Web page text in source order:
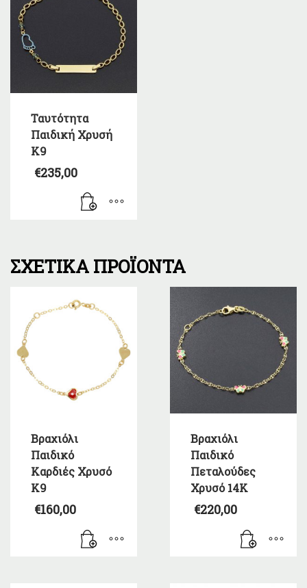
Ταυτότητα
Παιδική Χρυσή
Κ9
€235,00
ΣΧΕΤΙΚΆ ΠΡΟΪΌΝΤΑ
Βραχιόλι
Παιδικό
Καρδιές Χρυσό
K9
€160,00
Βραχιόλι
Παιδικό
Πεταλούδες
Χρυσό 14Κ
€220,00